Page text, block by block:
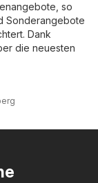
so
Sonderangebote
Dank
die neuesten